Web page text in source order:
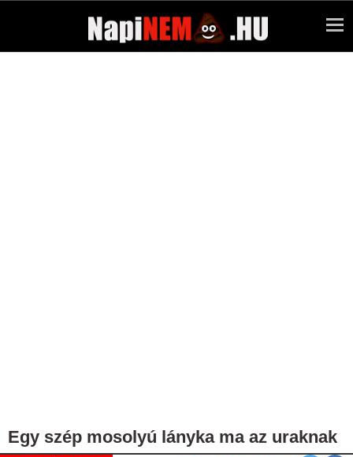
Egy szép mosolyú lányka ma az uraknak